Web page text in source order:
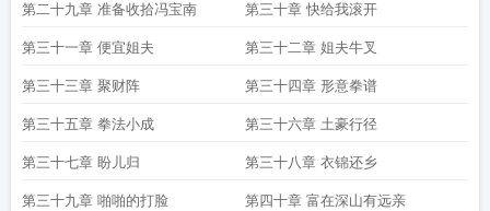
第二十九章 准备收拾冯宝南 第三十章 快给我滚开
第三十一章 便宜姐夫 第三十二章 姐夫牛叉
第三十三章 聚财阵 第三十四章 形意拳谱
第三十五章 拳法小成 第三十六章 土豪行径
第三十七章 盼儿归 第三十八章 衣锦还乡
第三十九章 啪啪的打脸 第四十章 富在深山有远亲